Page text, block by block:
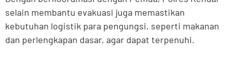
selain membantu evakuasi juga memastikan
kebutuhan logistik para pengungsi, seperti makanan
dan perlengkapan dasar, agar dapat terpenuhi.